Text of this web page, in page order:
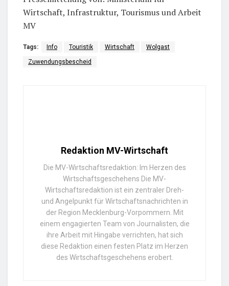
Wirtschaft, Infrastruktur, Tourismus und Arbeit
MV
Tags: Info Touristik Wirtschaft Wolgast
Zuwendungsbescheid
Redaktion MV-Wirtschaft
Die MV-Wirtschaftsredaktion: Im Herzen des
Wirtschaftsgeschehens Die MV-
Wirtschaftsredaktion ist ein zentraler Dreh-
und Angelpunkt für Wirtschaftsnachrichten in
der Region Mecklenburg-Vorpommern. Mit
einem engagierten Team von Journalisten, die
ihre Arbeit mit Hingabe verrichten, hat sich
diese Redaktion einen festen Platz im Herzen
des Wirtschaftsgeschehens erobert.